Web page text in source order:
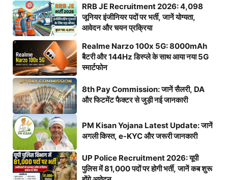
RRB JE Recruitment 2026: 4,098
जूनियर इंजीनियर पदों पर भर्ती, जानें योग्यता,
आवेदन और चयन प्रक्रिया
Realme Narzo 100x 5G: 8000mAh
बैटरी और 144Hz डिस्प्ले के साथ आया नया 5G
स्मार्टफोन
8th Pay Commission: जानें सैलरी, DA
और फिटमेंट फैक्टर से जुड़ी नई जानकारी
PM Kisan Yojana Latest Update: जानें
अगली किस्त, e-KYC और जरूरी जानकारी
UP Police Recruitment 2026: यूपी
पुलिस में 81,000 पदों पर होगी भर्ती, जानें कब शुरू